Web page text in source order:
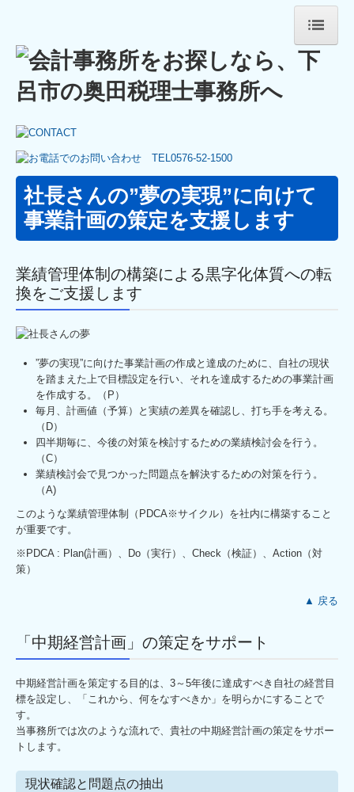
HOME
事務所紹介
業務案内
セミナー案内
事務所通信
キャリアアップ・教育制度
お問い合わせ
プライバシーポリシー
社長さんの”夢の実現”に向けて
事業計画の策定を支援します
業績管理体制の構築による黒字化体質への転
換をご支援します
”夢の実現”に向けた事業計画の作成と達成のために、自社の現状
を踏まえた上で目標設定を行い、それを達成するための事業計画
を作成する。（P）
毎月、計画値（予算）と実績の差異を確認し、打ち手を考える。
（D）
四半期毎に、今後の対策を検討するための業績検討会を行う。
（C）
業績検討会で見つかった問題点を解決するための対策を行う。
（A)
このような業績管理体制（PDCA※サイクル）を社内に構築すること
が重要です。
※PDCA : Plan(計画）、Do（実行）、Check（検証）、Action（対
策）
▲ 戻る
「中期経営計画」の策定をサポート
中期経営計画を策定する目的は、3～5年後に達成すべき自社の経営目
標を設定し、「これから、何をなすべきか」を明らかにすることで
す。
当事務所では次のような流れで、貴社の中期経営計画の策定をサポー
トします。
現状確認と問題点の抽出